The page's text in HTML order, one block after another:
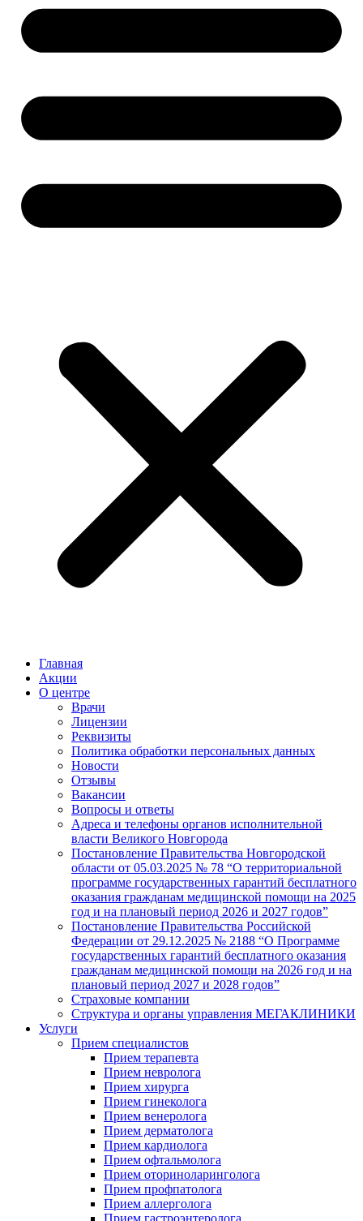
Главная
Акции
О центре
Врачи
Лицензии
Реквизиты
Политика обработки персональных данных
Новости
Отзывы
Вакансии
Вопросы и ответы
Адреса и телефоны органов исполнительной
власти Великого Новгорода
Постановление Правительства Новгородской
области от 05.03.2025 № 78 “О территориальной
программе государственных гарантий бесплатного
оказания гражданам медицинской помощи на 2025
год и на плановый период 2026 и 2027 годов”
Постановление Правительства Российской
Федерации от 29.12.2025 № 2188 “О Программе
государственных гарантий бесплатного оказания
гражданам медицинской помощи на 2026 год и на
плановый период 2027 и 2028 годов”
Страховые компании
Структура и органы управления МЕГАКЛИНИКИ
Услуги
Прием специалистов
Прием терапевта
Прием невролога
Прием хирурга
Прием гинеколога
Прием венеролога
Прием дерматолога
Прием кардиолога
Прием офтальмолога
Прием оториноларинголога
Прием профпатолога
Прием аллерголога